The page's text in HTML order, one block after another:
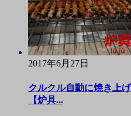
2017年6月27日
クルクル自動に焼き上
【炉具...